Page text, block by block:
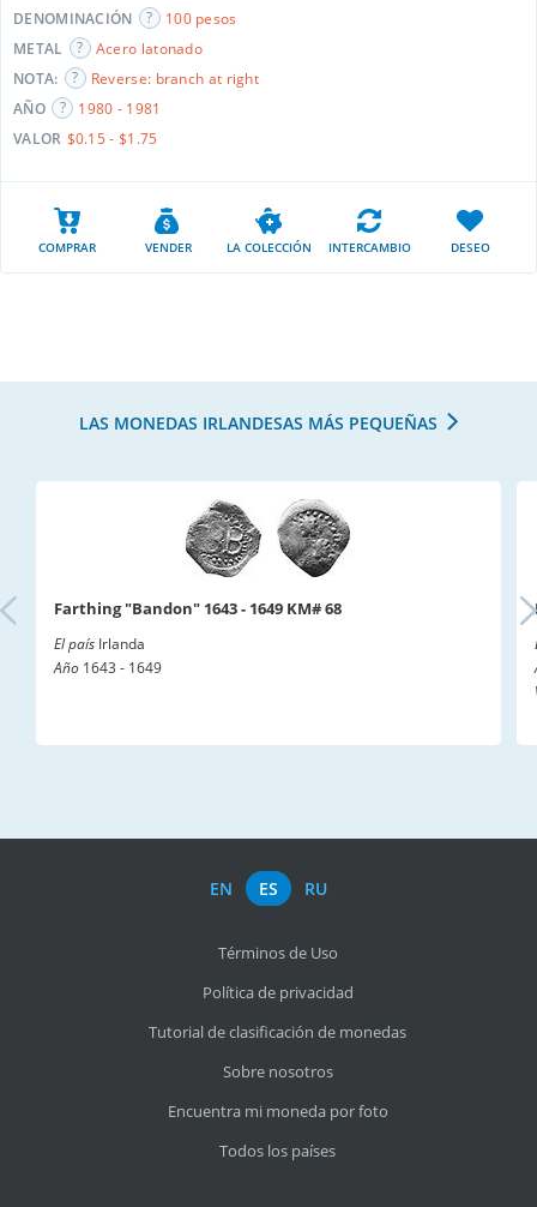
DENOMINACIÓN
100 pesos
METAL
Acero latonado
NOTA:
Reverse: branch at right
AÑO
1980 - 1981
VALOR $0.15 - $1.75
COMPRAR VENDER LA COLECCIÓN INTERCAMBIO DESEO
LAS MONEDAS IRLANDESAS MÁS PEQUEÑAS
Farthing "Bandon" 1643 - 1649 KM# 68
El país Irlanda
Año 1643 - 1649
EN ES RU
Términos de Uso
Política de privacidad
Tutorial de clasificación de monedas
Sobre nosotros
Encuentra mi moneda por foto
Todos los países